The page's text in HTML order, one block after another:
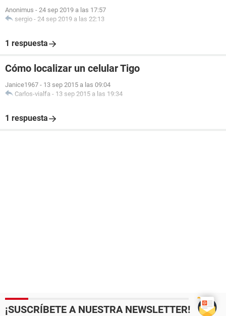
Anonimus - 24 sep 2019 a las 17:57
sergio - 24 sep 2019 a las 22:13
1 respuesta
Cómo localizar un celular Tigo
Janice1967 - 13 sep 2015 a las 09:04
Carlos-vialfa - 13 sep 2015 a las 19:34
1 respuesta
¡SUSCRÍBETE A NUESTRA NEWSLETTER!